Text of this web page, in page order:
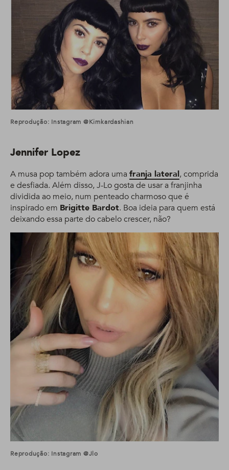
Reprodução: Instagram @kimkardashian
Jennifer Lopez
A musa pop também adora uma franja lateral, comprida
e desfiada. Além disso, J-Lo gosta de usar a franjinha
dividida ao meio, num penteado charmoso que é
inspirado em Brigitte Bardot. Boa ideia para quem está
deixando essa parte do cabelo crescer, não?
Reprodução: Instagram @jlo